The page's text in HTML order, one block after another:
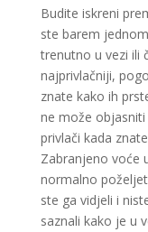
Budite iskreni
ste barem
trenutno u vezi ili
najprivlačniji,
znate kako ih
ne može
privlači kada
Zabranjeno voće
normalno
ste ga vidjeli i
saznali kako je u
TEHNIKE: